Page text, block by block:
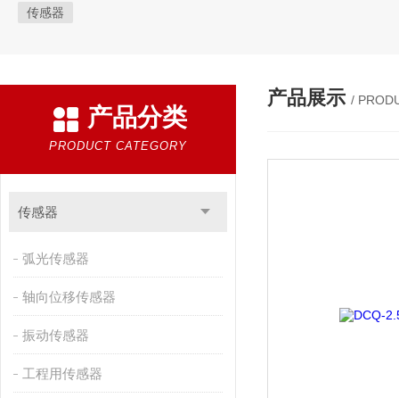
传感器
产品分类
PRODUCT CATEGORY
传感器
弧光传感器
轴向位移传感器
振动传感器
工程用传感器
产品展示 /